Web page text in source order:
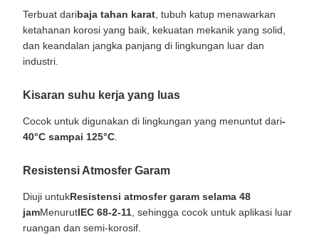
Terbuat daribaja tahan karat , tubuh katup menawarkan
ketahanan korosi yang baik, kekuatan mekanik yang solid,
dan keandalan jangka panjang di lingkungan luar dan
industri.
Kisaran suhu kerja yang luas
Cocok untuk digunakan di lingkungan yang menuntut dari-
40°C sampai 125°C
Resistensi Atmosfer Garam
Diuji untukResistensi atmosfer garam selama 48
jamMenurutIEC 68-2-11 , sehingga cocok untuk aplikasi luar
ruangan dan semi-korosif.